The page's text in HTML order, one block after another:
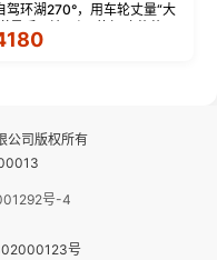
驾环湖270°，用车轮丈量“大
洋最后一滴眼泪”的极致蔚蓝，
山、花海与深邃湖水在转弯
公司版权所有
号-4
号